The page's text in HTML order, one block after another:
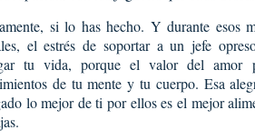
si lo has hecho. Y durante esos
el estrés de soportar a un jefe
tu vida, porque el valor del amor
de tu mente y tu cuerpo. Esa
lo mejor de ti por ellos es el mejor